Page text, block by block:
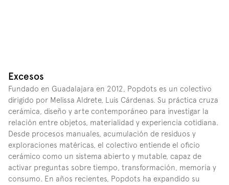
Excesos
Fundado en Guadalajara en 2012, Popdots es un colectivo
dirigido por Melissa Aldrete, Luis Cárdenas. Su práctica cruza
cerámica, diseño y arte contemporáneo para investigar la
relación entre objetos, materialidad y experiencia cotidiana.
Desde procesos manuales, acumulación de residuos y
exploraciones matéricas, el colectivo entiende el oficio
cerámico como un sistema abierto y mutable, capaz de
activar preguntas sobre tiempo, transformación, memoria y
consumo. En años recientes, Popdots ha expandido su